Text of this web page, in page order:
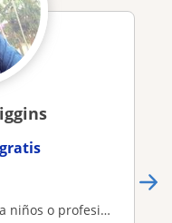
o profesionales